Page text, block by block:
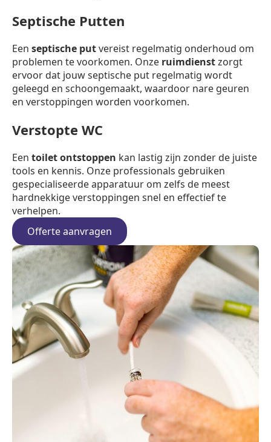
Septische Putten
Een septische putvereist regelmatig onderhoud om
problemen te voorkomen. Onze ruimdienstzorgt
ervoor dat jouw septische put regelmatig wordt
geleegd en schoongemaakt, waardoor nare geuren
en verstoppingen worden voorkomen.
Verstopte WC
Een toilet ontstoppen kan lastig zijn zonder de juiste
tools en kennis. Onze professionals gebruiken
gespecialiseerde apparatuur om zelfs de meest
hardnekkige verstoppingen snel en effectief te
verhelpen.
Offerte aanvragen